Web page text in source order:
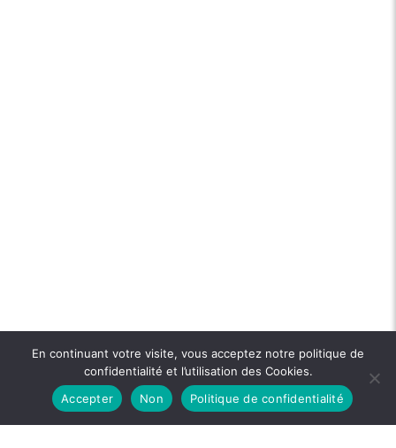
En continuant votre visite, vous acceptez notre politique de
confidentialité et l’utilisation des Cookies.
Accepter
Non Politique de confidentialité